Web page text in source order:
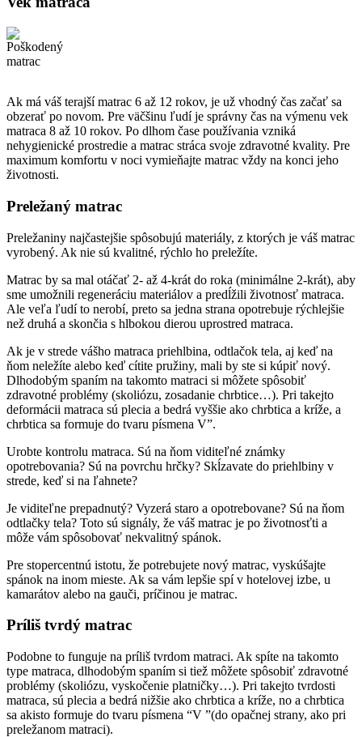
Ak má váš terajší matrac 6 až 12 rokov, je už vhodný čas začať sa
obzerať po novom. Pre väčšinu ľudí je správny čas na výmenu vek
matraca 8 až 10 rokov. Po dlhom čase používania vzniká
nehygienické prostredie a matrac stráca svoje zdravotné kvality. Pre
maximum komfortu v noci vymieňajte matrac vždy na konci jeho
životnosti.
Preležaný matrac
Preležaniny najčastejšie spôsobujú materiály, z ktorých je váš matrac
vyrobený. Ak nie sú kvalitné, rýchlo ho preležíte.
Matrac by sa mal otáčať 2- až 4-krát do roka (minimálne 2-krát), aby
sme umožnili regeneráciu materiálov a predĺžili životnosť matraca.
Ale veľa ľudí to nerobí, preto sa jedna strana opotrebuje rýchlejšie
než druhá a skončia s hlbokou dierou uprostred matraca.
Ak je v strede vášho matraca priehlbina, odtlačok tela, aj keď na
ňom neležíte alebo keď cítite pružiny, mali by ste si kúpiť nový.
Dlhodobým spaním na takomto matraci si môžete spôsobiť
zdravotné problémy (skoliózu, zosadanie chrbtice…). Pri takejto
deformácii matraca sú plecia a bedrá vyššie ako chrbtica a kríže, a
chrbtica sa formuje do tvaru písmena V”.
Urobte kontrolu matraca. Sú na ňom viditeľné známky
opotrebovania? Sú na povrchu hrčky? Skĺzavate do priehlbiny v
strede, keď si na ľahnete?
Je viditeľne prepadnutý? Vyzerá staro a opotrebovane? Sú na ňom
odtlačky tela? Toto sú signály, že váš matrac je po životnosťti a
môže vám spôsobovať nekvalitný spánok.
Pre stopercentnú istotu, že potrebujete nový matrac, vyskúšajte
spánok na inom mieste. Ak sa vám lepšie spí v hotelovej izbe, u
kamarátov alebo na gauči, príčinou je matrac.
Príliš tvrdý matrac
Podobne to funguje na príliš tvrdom matraci. Ak spíte na takomto
type matraca, dlhodobým spaním si tiež môžete spôsobiť zdravotné
problémy (skoliózu, vyskočenie platničky…). Pri takejto tvrdosti
matraca, sú plecia a bedrá nižšie ako chrbtica a kríže, no a chrbtica
sa akisto formuje do tvaru písmena “V ”(do opačnej strany, ako pri
preležanom matraci).